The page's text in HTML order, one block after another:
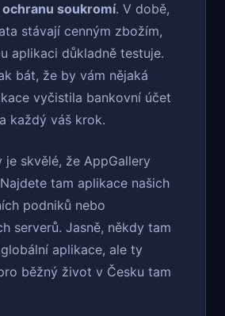
soukromí. V době,
stávají cenným zbožím,
aplikaci důkladně testuje.
bát, že by vám nějaká
vyčistila bankovní účet
každý váš krok.
je skvělé, že AppGallery
tam aplikace našich
podniků nebo
serverů. Jasně, někdy tam
aplikace, ale ty
běžný život v Česku tam